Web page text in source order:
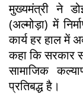
मुख्यमंत्री ने
(अल्मोड़ा) में
कार्य हर हाल में
कहा कि सरकार
सामाजिक
प्रतिबद्ध है।